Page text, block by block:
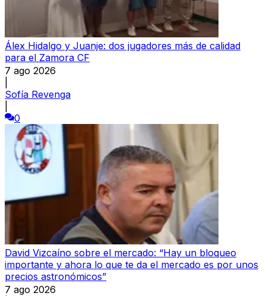
Álex Hidalgo y Juanje: dos jugadores más de calidad
para el Zamora CF
7 ago 2026
Sofía Revenga
0
David Vizcaíno sobre el mercado: “Hay un bloqueo
importante y ahora lo que te da el mercado es por unos
precios astronómicos”
7 ago 2026